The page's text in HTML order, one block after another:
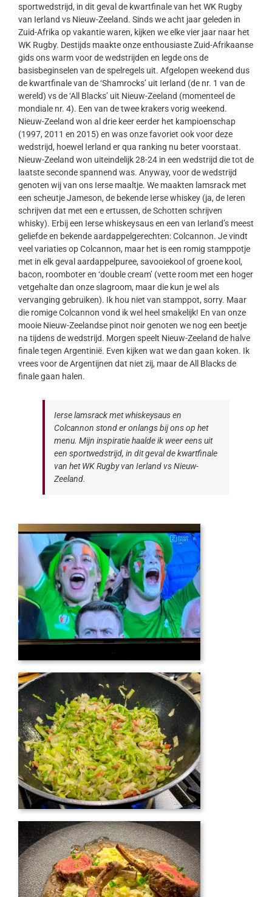
sportwedstrijd, in dit geval de kwartfinale van het WK Rugby
van Ierland vs Nieuw-Zeeland. Sinds we acht jaar geleden in
Zuid-Afrika op vakantie waren, kijken we elke vier jaar naar het
WK Rugby. Destijds maakte onze enthousiaste Zuid-Afrikaanse
gids ons warm voor de wedstrijden en legde ons de
basisbeginselen van de spelregels uit. Afgelopen weekend dus
de kwartfinale van de ‘Shamrocks’ uit Ierland (de nr. 1 van de
wereld) vs de ‘All Blacks’ uit Nieuw-Zeeland (momenteel de
mondiale nr. 4). Een van de twee krakers vorig weekend.
Nieuw-Zeeland won al drie keer eerder het kampioenschap
(1997, 2011 en 2015) en was onze favoriet ook voor deze
wedstrijd, hoewel Ierland er qua ranking nu beter voorstaat.
Nieuw-Zeeland won uiteindelijk 28-24 in een wedstrijd die tot de
laatste seconde spannend was. Anyway, voor de wedstrijd
genoten wij van ons Ierse maaltje. We maakten lamsrack met
een scheutje Jameson, de bekende Ierse whiskey (ja, de Ieren
schrijven dat met een e ertussen, de Schotten schrijven
whisky). Erbij een Ierse whiskeysaus en een van Ierland’s meest
geliefde en bekende aardappelgerechten: Colcannon. Je vindt
veel variaties op Colcannon, maar het is een romig stamppotje
met in elk geval aardappelpuree, savooiekool of groene kool,
bacon, roomboter en ‘double cream’ (vette room met een hoger
vetgehalte dan onze slagroom, maar die kun je wel als
vervanging gebruiken). Ik hou niet van stamppot, sorry. Maar
die romige Colcannon vond ik wel heel smakelijk! En van onze
mooie Nieuw-Zeelandse pinot noir genoten we nog een beetje
na tijdens de wedstrijd. Morgen speelt Nieuw-Zeeland de halve
finale tegen Argentinië. Even kijken wat we dan gaan koken. Ik
vrees voor de Argentijnen dat niet zij, maar de All Blacks de
finale gaan halen.
Ierse lamsrack met whiskeysaus en
Colcannon stond er onlangs bij ons op het
menu. Mijn inspiratie haalde ik weer eens uit
een sportwedstrijd, in dit geval de kwartfinale
van het WK Rugby van Ierland vs Nieuw-
Zeeland.